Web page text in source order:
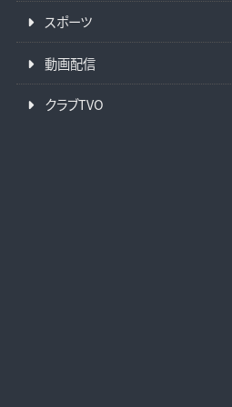
スポーツ
動画配信
クラブTVO